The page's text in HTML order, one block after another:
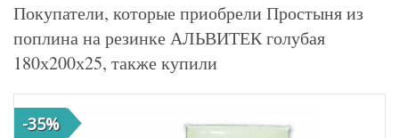
Покупатели, которые приобрели Простыня из
поплина на резинке АЛЬВИТЕК голубая
180х200х25, также купили
-35%